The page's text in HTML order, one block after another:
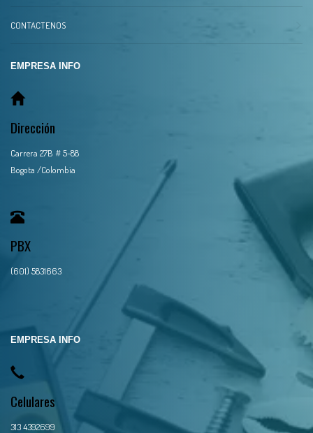
CONTACTENOS
EMPRESA INFO
Dirección
Carrera 27B # 5-88
Bogota /Colombia
PBX
(601) 5831663
EMPRESA INFO
Celulares
313 4392699